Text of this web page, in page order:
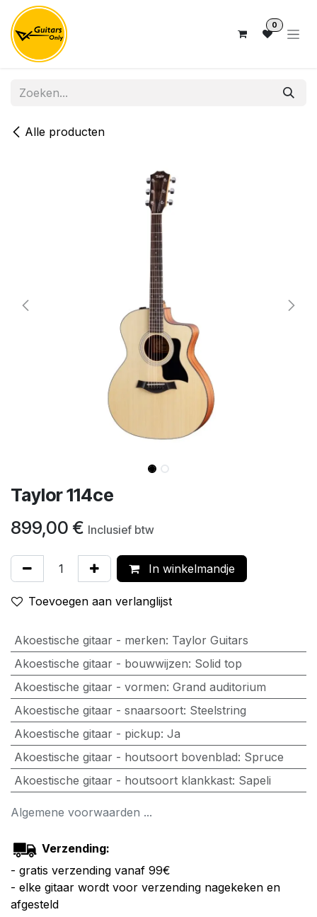
Overslaan naar inhoud
0
Alle producten
Taylor 114ce
899,00 € Inclusief btw
In winkelmandje
Toevoegen aan verlanglijst
Akoestische gitaar - merken: Taylor Guitars
Akoestische gitaar - bouwwijzen: Solid top
Akoestische gitaar - vormen: Grand auditorium
Akoestische gitaar - snaarsoort: Steelstring
Akoestische gitaar - pickup: Ja
Akoestische gitaar - houtsoort bovenblad: Spruce
Akoestische gitaar - houtsoort klankkast: Sapeli
Algemene voorwaarden ...
Verzending:
- gratis verzending vanaf 99€
- elke gitaar wordt voor verzending nagekeken en
afgesteld